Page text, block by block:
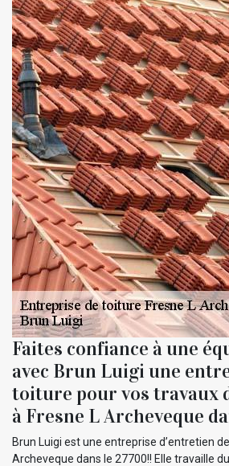
Faites confiance à une
avec Brun Luigi une
toiture pour vos travaux
à Fresne L Archeveque
Brun Luigi est une entreprise d’entretien
Archeveque dans le 27700!! Elle travaille